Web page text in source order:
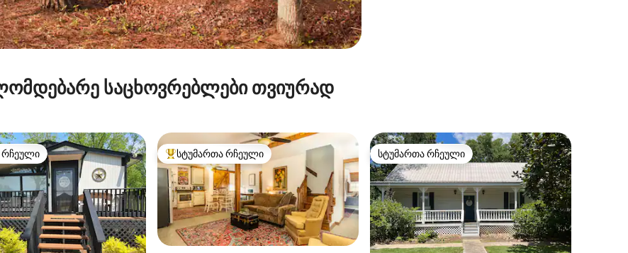
საცხოვრებლები თვიურად
რჩეული
რჩეული სტუმართა რჩეული მოწინავე ვარიანტი
სტუმართა რჩეული სტუმართა რჩეული
სტუმართა რჩეული